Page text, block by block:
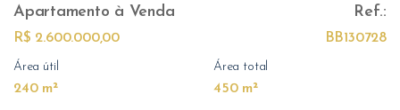
Apartamento à Venda
R$ 2.600.000,00
Ref.:
BB130728
Área útil
240 m²
Área total
450 m²